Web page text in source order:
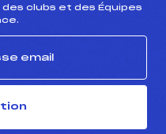
des clubs et des Équipes